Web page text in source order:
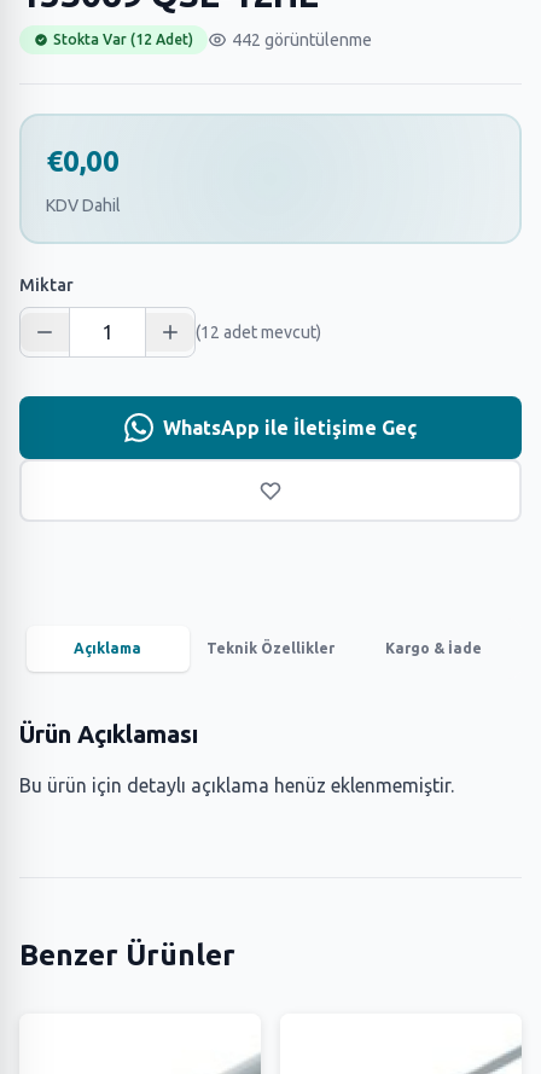
Stokta Var (12 Adet) 442 görüntülenme
€0,00
KDV Dahil
Miktar
(12 adet mevcut)
WhatsApp ile İletişime Geç
Açıklama Teknik Özellikler Kargo & İade
Ürün Açıklaması
Bu ürün için detaylı açıklama henüz eklenmemiştir.
Benzer Ürünler